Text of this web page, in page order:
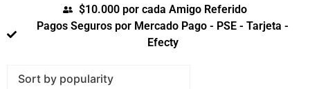
$10.000 por cada Amigo Referido
Pagos Seguros por Mercado Pago - PSE - Tarjeta -
Efecty